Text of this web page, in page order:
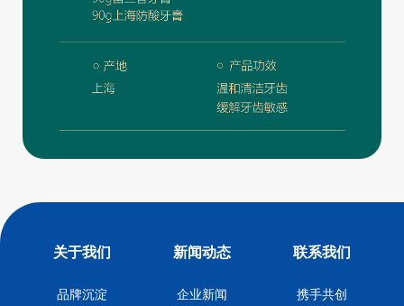
关于我们
品牌沉淀
新闻动态
企业新闻
联系我们
携手共创